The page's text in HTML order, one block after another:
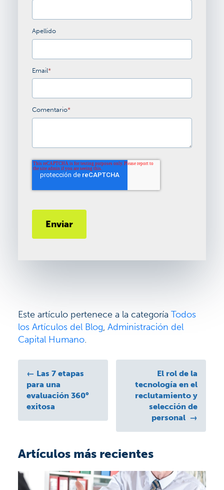
Apellido
Email*
Comentario*
Este artículo pertenece a la categoría Todos
los Artículos del Blog, Administración del
Capital Humano.
← Las 7 etapas
para una
evaluación 360°
exitosa
El rol de la
tecnología en el
reclutamiento y
selección de
personal →
Artículos más recientes